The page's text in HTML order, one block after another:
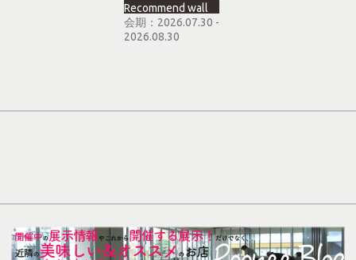
Recommend wall
会期：2026.07.30 -
2026.08.30